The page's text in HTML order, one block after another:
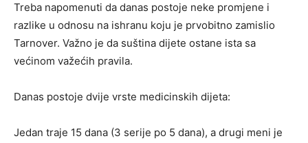
Treba napomenuti da danas postoje neke promjene i
razlike u odnosu na ishranu koju je prvobitno zamislio
Tarnover. Važno je da suština dijete ostane ista sa
većinom važećih pravila.
Danas postoje dvije vrste medicinskih dijeta:
Jedan traje 15 dana (3 serije po 5 dana), a drugi meni je